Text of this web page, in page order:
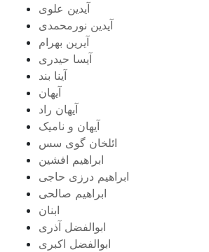
آیدین علوی
آیدین نورمحمدی
آیرین بهرام
آیسا حیدری
آینا بند
آیهان
آیهان راد
آیهان و نامیک
ائلخان گوی سس
ابراهیم افشین
ابراهیم درزی حاجی
ابراهیم صالحی
ابنان
ابوالفضل آذری
ابوالفضل اکبری